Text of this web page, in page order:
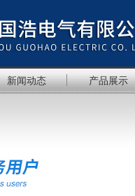
新闻动态 产品展示